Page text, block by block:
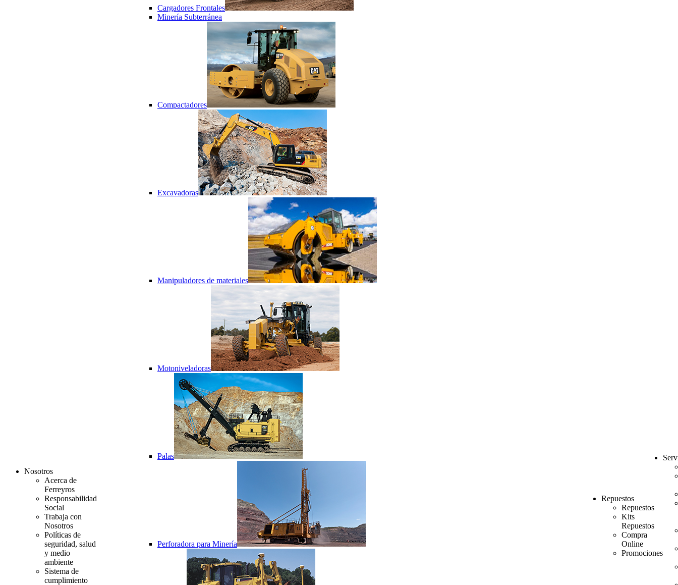
Nosotros
Acerca de
Ferreyros
Responsabilidad
Social
Trabaja con
Nosotros
Políticas de
seguridad, salud
y medio
ambiente
Sistema de
cumplimiento
Cargadores Frontales
Minería Subterránea
Compactadores
Excavadoras
Manipuladores de materiales
Motoniveladoras
Palas
Perforadora para Minería
Repuestos
Repuestos
Kits
Repuestos
Compra
Online
Promociones